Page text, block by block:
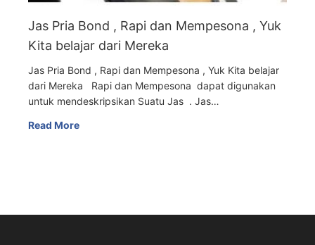
Jas Pria Bond , Rapi dan Mempesona , Yuk
Kita belajar dari Mereka
Jas Pria Bond , Rapi dan Mempesona , Yuk Kita belajar
dari Mereka Rapi dan Mempesona dapat digunakan
untuk mendeskripsikan Suatu Jas . Jas…
Read More